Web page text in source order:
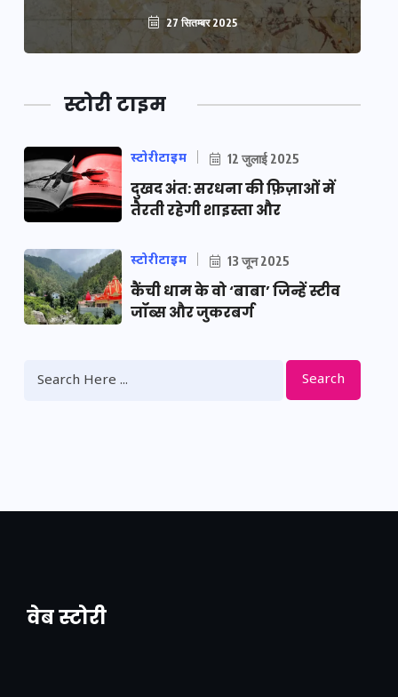
27 सितम्बर 2025
स्टोरी टाइम
स्टोरीटाइम 12 जुलाई 2025
दुखद अंत: सरधना की फ़िज़ाओं में
तैरती रहेगी शाइस्ता और
स्टोरीटाइम 13 जून 2025
कैंची धाम के वो ‘बाबा’ जिन्हें स्टीव
जॉब्स और जुकरबर्ग
Search
वेब स्टोरी
नया एक्सप्रेसवे: पूर्वांचल का लक, डेवलपमेंट का